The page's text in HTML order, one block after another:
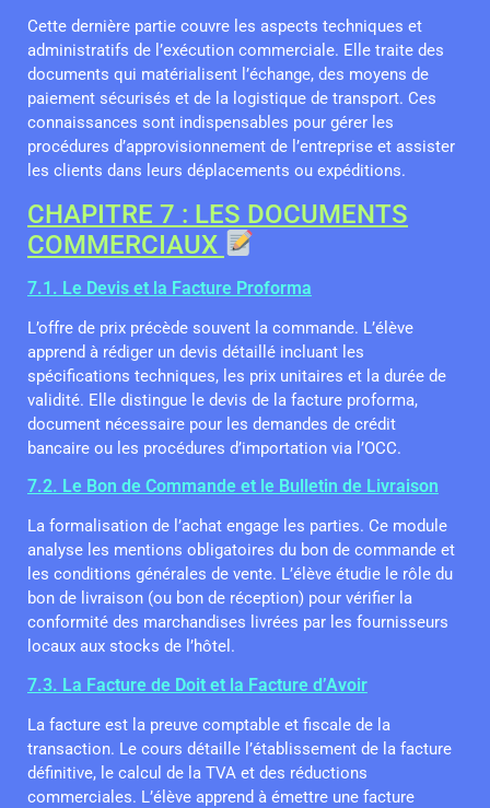
Cette dernière partie couvre les aspects techniques et
administratifs de l’exécution commerciale. Elle traite des
documents qui matérialisent l’échange, des moyens de
paiement sécurisés et de la logistique de transport. Ces
connaissances sont indispensables pour gérer les
procédures d’approvisionnement de l’entreprise et assister
les clients dans leurs déplacements ou expéditions.
CHAPITRE 7 : LES DOCUMENTS
COMMERCIAUX
7.1. Le Devis et la Facture Proforma
L’offre de prix précède souvent la commande. L’élève
apprend à rédiger un devis détaillé incluant les
spécifications techniques, les prix unitaires et la durée de
validité. Elle distingue le devis de la facture proforma,
document nécessaire pour les demandes de crédit
bancaire ou les procédures d’importation via l’OCC.
7.2. Le Bon de Commande et le Bulletin de Livraison
La formalisation de l’achat engage les parties. Ce module
analyse les mentions obligatoires du bon de commande et
les conditions générales de vente. L’élève étudie le rôle du
bon de livraison (ou bon de réception) pour vérifier la
conformité des marchandises livrées par les fournisseurs
locaux aux stocks de l’hôtel.
7.3. La Facture de Doit et la Facture d’Avoir
La facture est la preuve comptable et fiscale de la
transaction. Le cours détaille l’établissement de la facture
définitive, le calcul de la TVA et des réductions
commerciales. L’élève apprend à émettre une facture